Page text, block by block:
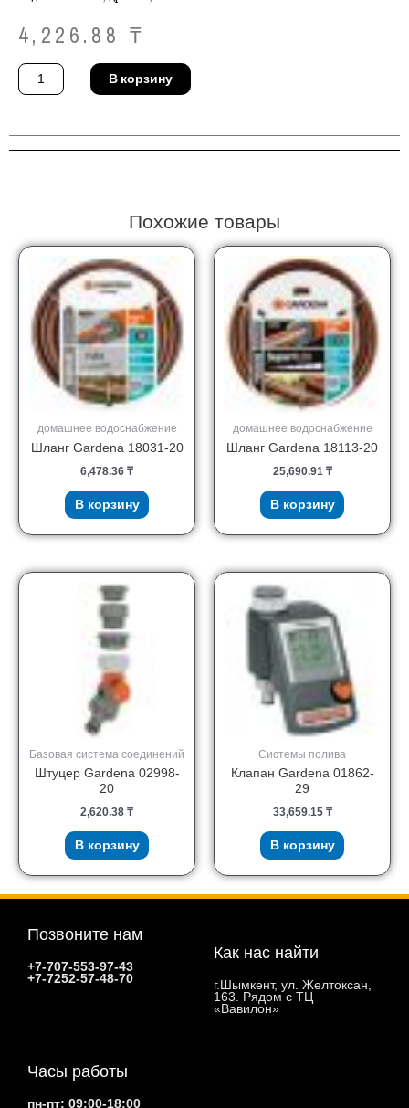
4,226.88 ₸
Количество
товара
Штуцер
В корзину
Похожие товары
домашнее водоснабжение
Шланг Gardena 18031-20
6,478.36 ₸
В корзину
домашнее водоснабжение
Шланг Gardena 18113-20
25,690.91 ₸
В корзину
Базовая система соединений
Штуцер Gardena 02998-
20
2,620.38 ₸
В корзину
Системы полива
Клапан Gardena 01862-
29
33,659.15 ₸
В корзину
Позвоните нам
+7-707-553-97-43
+7-7252-57-48-70
Как нас найти
г.Шымкент, ул. Желтоксан,
163. Рядом с ТЦ
«Вавилон»
Часы работы
пн-пт: 09:00-18:00